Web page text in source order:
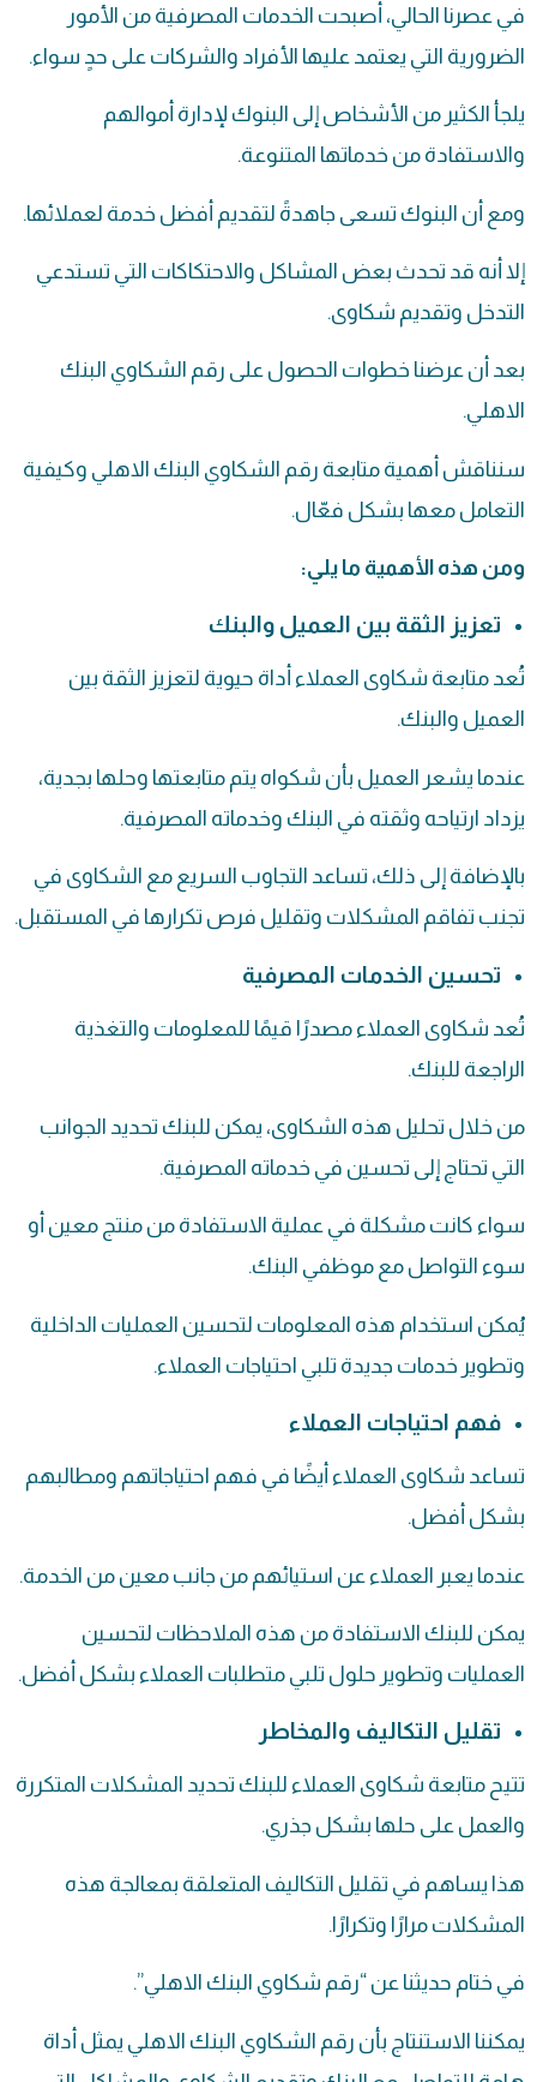
في عصرنا الحالي، أصبحت الخدمات المصرفية من الأمور
الضرورية التي يعتمد عليها الأفراد والشركات على حدٍ سواء.
يلجأ الكثير من الأشخاص إلى البنوك لإدارة أموالهم
والاستفادة من خدماتها المتنوعة.
ومع أن البنوك تسعى جاهدةً لتقديم أفضل خدمة لعملائها.
إلا أنه قد تحدث بعض المشاكل والاحتكاكات التي تستدعي
التدخل وتقديم شكاوى.
بعد أن عرضنا خطوات الحصول على رقم الشكاوي البنك
الاهلي.
سنناقش أهمية متابعة رقم الشكاوي البنك الاهلي وكيفية
التعامل معها بشكل فعّال.
ومن هذه الأهمية ما يلي:
تعزيز الثقة بين العميل والبنك
تُعد متابعة شكاوى العملاء أداة حيوية لتعزيز الثقة بين
العميل والبنك.
عندما يشعر العميل بأن شكواه يتم متابعتها وحلها بجدية،
يزداد ارتياحه وثقته في البنك وخدماته المصرفية.
بالإضافة إلى ذلك، تساعد التجاوب السريع مع الشكاوى في
تجنب تفاقم المشكلات وتقليل فرص تكرارها في المستقبل.
تحسين الخدمات المصرفية
تُعد شكاوى العملاء مصدرًا قيمًا للمعلومات والتغذية
الراجعة للبنك.
من خلال تحليل هذه الشكاوى، يمكن للبنك تحديد الجوانب
التي تحتاج إلى تحسين في خدماته المصرفية.
سواء كانت مشكلة في عملية الاستفادة من منتج معين أو
سوء التواصل مع موظفي البنك.
يُمكن استخدام هذه المعلومات لتحسين العمليات الداخلية
وتطوير خدمات جديدة تلبي احتياجات العملاء.
فهم احتياجات العملاء
تساعد شكاوى العملاء أيضًا في فهم احتياجاتهم ومطالبهم
بشكل أفضل.
عندما يعبر العملاء عن استيائهم من جانب معين من الخدمة.
يمكن للبنك الاستفادة من هذه الملاحظات لتحسين
العمليات وتطوير حلول تلبي متطلبات العملاء بشكل أفضل.
تقليل التكاليف والمخاطر
تتيح متابعة شكاوى العملاء للبنك تحديد المشكلات المتكررة
والعمل على حلها بشكل جذري.
هذا يساهم في تقليل التكاليف المتعلقة بمعالجة هذه
المشكلات مرارًا وتكرارًا.
في ختام حديثنا عن “رقم شكاوي البنك الاهلي”.
يمكننا الاستنتاج بأن رقم الشكاوي البنك الاهلي يمثل أداة